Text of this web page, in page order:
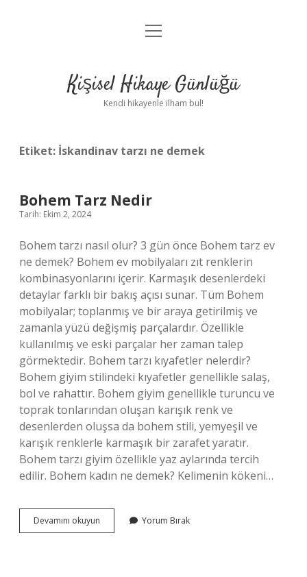
Anasayfa
Yasal Uyarı
menüyü
Kişisel Hikaye Günlüğü
Kendi hikayenle ilham bul!
Etiket: İskandinav tarzı ne demek
Bohem Tarz Nedir
Tarih: Ekim 2, 2024
Bohem tarzı nasıl olur? 3 gün önce Bohem tarz ev
ne demek? Bohem ev mobilyaları zıt renklerin
kombinasyonlarını içerir. Karmaşık desenlerdeki
detaylar farklı bir bakış açısı sunar. Tüm Bohem
mobilyalar; toplanmış ve bir araya getirilmiş ve
zamanla yüzü değişmiş parçalardır. Özellikle
kullanılmış ve eski parçalar her zaman talep
görmektedir. Bohem tarzı kıyafetler nelerdir?
Bohem giyim stilindeki kıyafetler genellikle salaş,
bol ve rahattır. Bohem giyim genellikle turuncu ve
toprak tonlarından oluşan karışık renk ve
desenlerden oluşsa da bohem stili, yemyeşil ve
karışık renklerle karmaşık bir zarafet yaratır.
Bohem tarzı giyim özellikle yaz aylarında tercih
edilir. Bohem kadın ne demek? Kelimenin kökeni…
Devamını okuyun
Tarz
Yorum Bırak